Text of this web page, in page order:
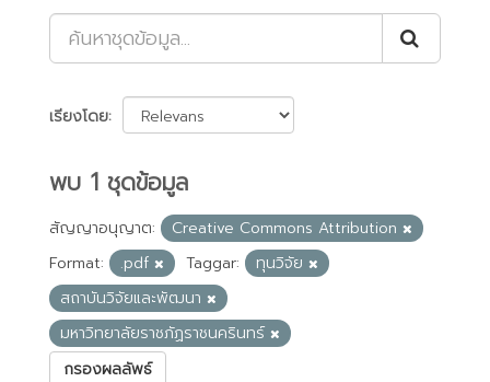
เรียงโดย
พบ 1 ชุดข้อมูล
สัญญาอนุญาต:
Creative Commons Attribution
Format:
.pdf Taggar:
ทุนวิจัย
สถาบันวิจัยและพัฒนา
มหาวิทยาลัยราชภัฏราชนครินทร์
กรองผลลัพธ์